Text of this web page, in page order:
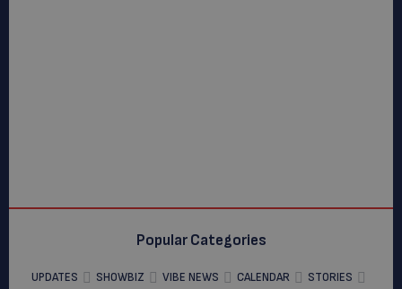
Popular Categories
UPDATES SHOWBIZ VIBE NEWS CALENDAR
STORIES